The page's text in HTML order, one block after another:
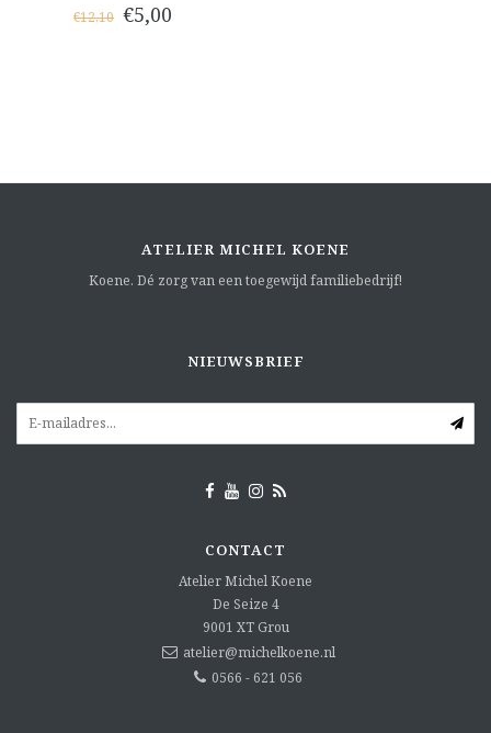
€12,10 €5,00
ATELIER MICHEL KOENE
Koene. Dé zorg van een toegewijd familiebedrijf!
NIEUWSBRIEF
CONTACT
Atelier Michel Koene
De Seize 4
9001 XT Grou
atelier@michelkoene.nl
0566 - 621 056